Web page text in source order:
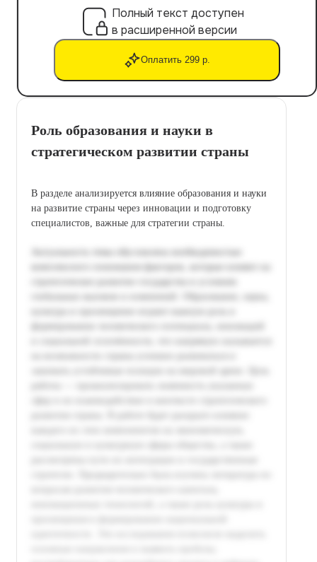
Полный текст доступен
в расширенной версии
Оплатить 299 р.
Роль образования и науки в
стратегическом развитии страны
В разделе анализируется влияние образования и науки
на развитие страны через инновации и подготовку
специалистов, важные для стратегии страны.